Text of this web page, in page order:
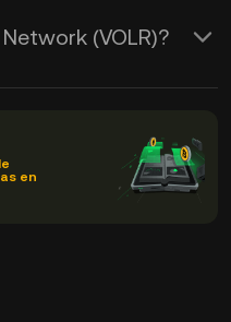
(VOLR)?
en